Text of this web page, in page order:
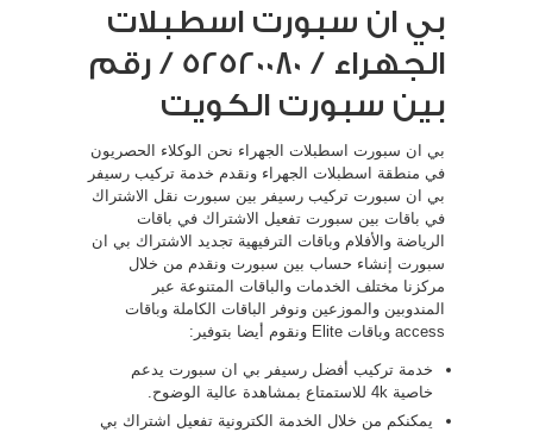
بي ان سبورت اسطبلات
الجهراء / 52520080 / رقم
بين سبورت الكويت
بي ان سبورت اسطبلات الجهراء نحن الوكلاء الحصريون
في منطقة اسطبلات الجهراء ونقدم خدمة تركيب رسيفر
بي ان سبورت تركيب رسيفر بين سبورت نقل الاشتراك
في باقات بين سبورت تفعيل الاشتراك في باقات
الرياضة والأفلام وباقات الترفيهية تجديد الاشتراك بي ان
سبورت إنشاء حساب بين سبورت ونقدم من خلال
مركزنا مختلف الخدمات والباقات المتنوعة عبر
المندوبين والموزعين ونوفر الباقات الكاملة وباقات
access وباقات Elite ونقوم أيضا بتوفير:
خدمة تركيب أفضل رسيفر بي ان سبورت يدعم
خاصية 4k للاستمتاع بمشاهدة عالية الوضوح.
يمكنكم من خلال الخدمة الكترونية تفعيل اشتراك بي